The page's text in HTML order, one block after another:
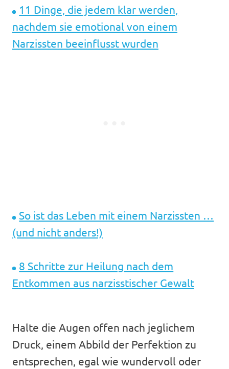
11 Dinge, die jedem klar werden,
nachdem sie emotional von einem
Narzissten beeinflusst wurden
So ist das Leben mit einem Narzissten …
(und nicht anders!)
8 Schritte zur Heilung nach dem
Entkommen aus narzisstischer Gewalt
Halte die Augen offen nach jeglichem
Druck, einem Abbild der Perfektion zu
entsprechen, egal wie wundervoll oder